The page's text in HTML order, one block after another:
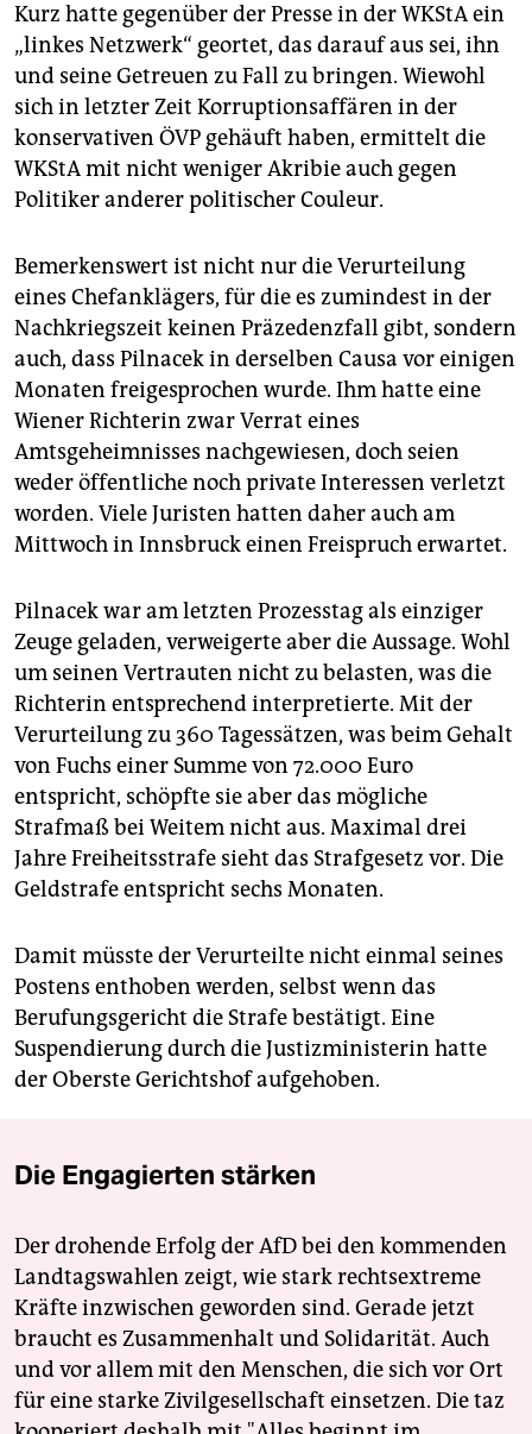
Kurz hatte gegenüber der Presse in der WKStA ein
„linkes Netzwerk“ geortet, das darauf aus sei, ihn
und seine Getreuen zu Fall zu bringen. Wiewohl
sich in letzter Zeit Korruptionsaffären in der
konservativen ÖVP gehäuft haben, ermittelt die
WKStA mit nicht weniger Akribie auch gegen
Politiker anderer politischer Couleur.
Bemerkenswert ist nicht nur die Verurteilung
eines Chefanklägers, für die es zumindest in der
Nachkriegszeit keinen Präzedenzfall gibt, sondern
auch, dass Pilnacek in derselben Causa vor einigen
Monaten freigesprochen wurde. Ihm hatte eine
Wiener Richterin zwar Verrat eines
Amtsgeheimnisses nachgewiesen, doch seien
weder öffentliche noch private Interessen verletzt
worden. Viele Juristen hatten daher auch am
Mittwoch in Innsbruck einen Freispruch erwartet.
Pilnacek war am letzten Prozesstag als einziger
Zeuge geladen, verweigerte aber die Aussage. Wohl
um seinen Vertrauten nicht zu belasten, was die
Richterin entsprechend interpretierte. Mit der
Verurteilung zu 360 Tagessätzen, was beim Gehalt
von Fuchs einer Summe von 72.000 Euro
entspricht, schöpfte sie aber das mögliche
Strafmaß bei Weitem nicht aus. Maximal drei
Jahre Freiheitsstrafe sieht das Strafgesetz vor. Die
Geldstrafe entspricht sechs Monaten.
Damit müsste der Verurteilte nicht einmal seines
Postens enthoben werden, selbst wenn das
Berufungsgericht die Strafe bestätigt. Eine
Suspendierung durch die Justizministerin hatte
der Oberste Gerichtshof aufgehoben.
Die Engagierten stärken
Der drohende Erfolg der AfD bei den kommenden
Landtagswahlen zeigt, wie stark rechtsextreme
Kräfte inzwischen geworden sind. Gerade jetzt
braucht es Zusammenhalt und Solidarität. Auch
und vor allem mit den Menschen, die sich vor Ort
für eine starke Zivilgesellschaft einsetzen. Die taz